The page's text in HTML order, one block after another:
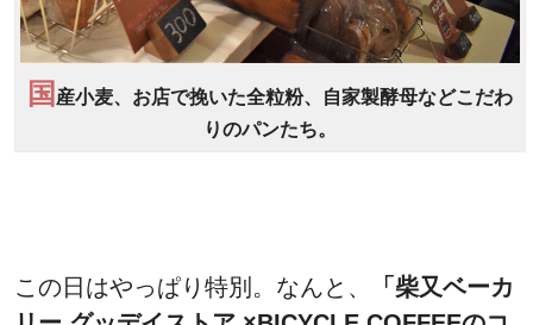
国 産小麦、お店で挽いた全粒粉、自家製酵母などこだわ
りのパンたち。
この日はやっぱり特別。なんと、
「柴又ベーカ